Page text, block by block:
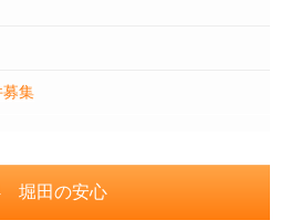
募集
堀田の安心